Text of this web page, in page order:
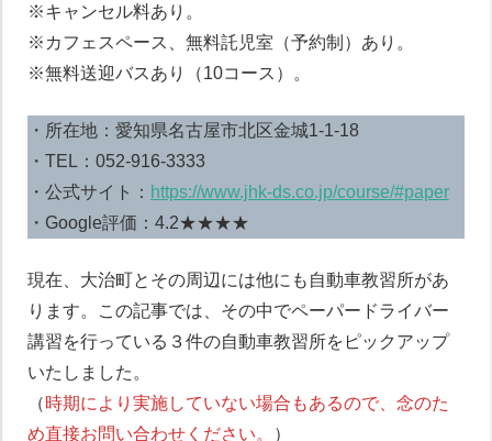
※キャンセル料あり。
※カフェスペース、無料託児室（予約制）あり。
※無料送迎バスあり（10コース）。
・所在地：愛知県名古屋市北区金城1-1-18
・TEL：052-916-3333
・公式サイト： https://www.jhk-ds.co.jp/course/#paper
・Google評価：4.2★★★★
現在、大治町とその周辺には他にも自動車教習所があ
ります。この記事では、その中でペーパードライバー
講習を行っている３件の自動車教習所をピックアップ
いたしました。
（時期により実施していない場合もあるので、念のた
め直接お問い合わせください。
）